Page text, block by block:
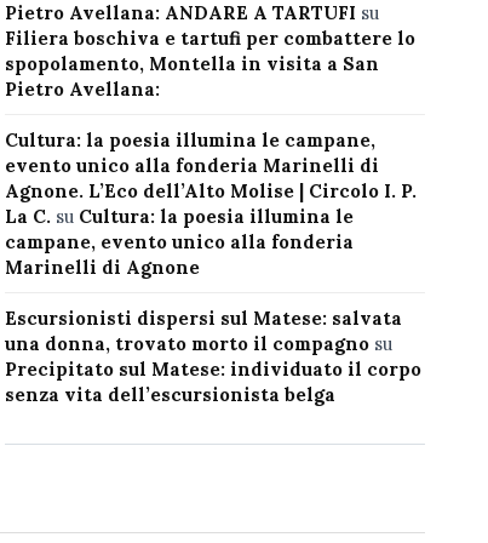
Pietro Avellana: ANDARE A TARTUFI su
Filiera boschiva e tartufi per combattere lo
spopolamento, Montella in visita a San
Pietro Avellana:
Cultura: la poesia illumina le campane,
evento unico alla fonderia Marinelli di
Agnone. L’Eco dell’Alto Molise | Circolo I. P.
La C. su Cultura: la poesia illumina le
campane, evento unico alla fonderia
Marinelli di Agnone
Escursionisti dispersi sul Matese: salvata
una donna, trovato morto il compagnosu
Precipitato sul Matese: individuato il corpo
senza vita dell’escursionista belga